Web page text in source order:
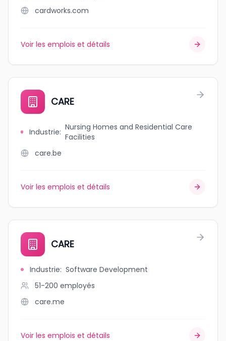
cardworks.com
Voir les emplois et détails
CARE
Industrie: Nursing Homes and Residential Care
Facilities
care.be
Voir les emplois et détails
CARE
Industrie: Software Development
51-200 employés
care.me
Voir les emplois et détails